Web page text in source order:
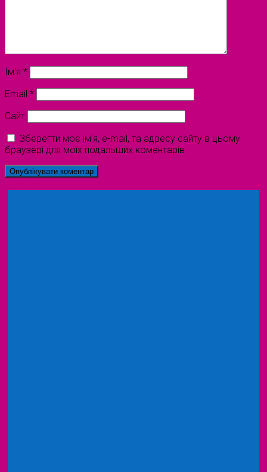
Ім'я *
Email *
Сайт
Зберегти моє ім'я, e-mail, та адресу сайту в цьому
браузері для моїх подальших коментарів.